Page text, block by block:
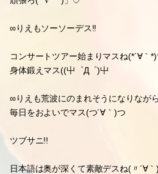
∞頑張れ!!
りえも頑張る!!